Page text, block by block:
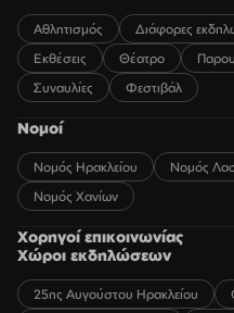
Αθλητισμός Διάφορες
Εκθέσεις
Θέατρο
Συναυλίες
Φεστιβάλ
Νομοί
Νομός Ηρακλείου Νομός
Νομός Χανίων
Χορηγοί επικοινωνίας
Χώροι εκδηλώσεων
25ης Αυγούστου Ηρακλείου